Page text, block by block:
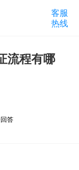
客服
热线
流程有哪
回答